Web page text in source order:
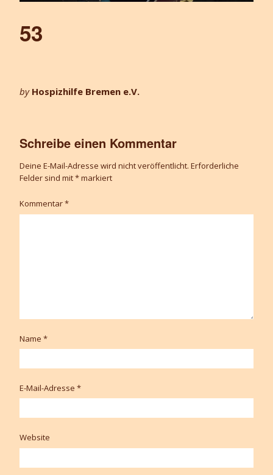
53
by Hospizhilfe Bremen e.V.
Schreibe einen Kommentar
Deine E-Mail-Adresse wird nicht veröffentlicht. Erforderliche
Felder sind mit*markiert
Kommentar*
Name *
E-Mail-Adresse *
Website